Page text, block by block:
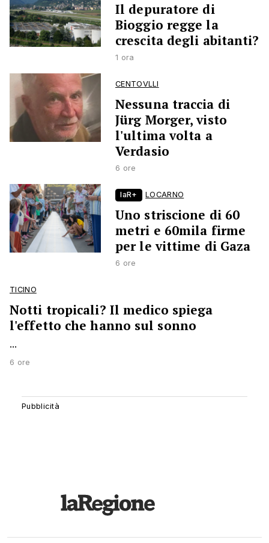
Il depuratore di
Bioggio regge la
crescita degli abitanti?
1 ora
CENTOVLLI
Nessuna traccia di
Jürg Morger, visto
l'ultima volta a
Verdasio
6 ore
laR+ LOCARNO
Uno striscione di 60
metri e 60mila firme
per le vittime di Gaza
6 ore
TICINO
Notti tropicali? Il medico spiega
l'effetto che hanno sul sonno
...
6 ore